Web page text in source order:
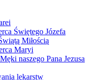
Świętego Józefa
Miłością
Maryi
naszego Pana Jezusa
lekarstw